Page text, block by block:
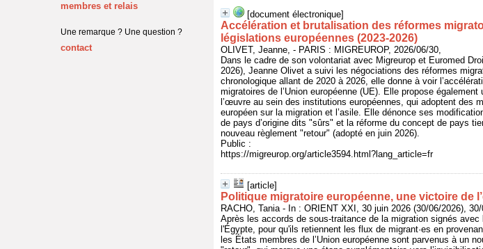
[document électronique]
Accélération et brutalisation des réformes
législations européennes (2023-2026)
OLIVET, Jeanne, - PARIS : MIGREUROP, 2026/06/30,
Dans le cadre de son volontariat avec Migreurop et Euromed
2026), Jeanne Olivet a suivi les négociations des réformes
chronologique allant de 2020 à 2026, elle donne à voir
migratoires de l’Union européenne (UE). Elle propose
l’œuvre au sein des institutions européennes, qui adoptent des
européen sur la migration et l’asile. Elle dénonce ses
de pays d’origine dits "sûrs" et la réforme du concept de pays
nouveau règlement "retour" (adopté en juin 2026).
Public :
https://migreurop.org/article3594.html?lang_article=fr
[article]
Politique migratoire européenne, une victoire de
RACHO, Tania - In : ORIENT XXI, 30 juin 2026 (30/06/2026),
Après les accords de sous-traitance de la migration signés
l'Égypte, pour qu'ils retiennent les flux de migrant·es en
les États membres de l’Union européenne sont parvenus à un
membres et relais
Une remarque ? Une question ?
contact